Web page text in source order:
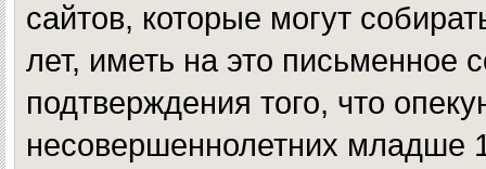
сайтов, которые могут
лет, иметь на это письменное
подтверждения того, что
несовершеннолетних младше